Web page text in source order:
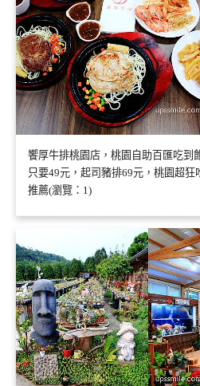
饗厚牛排桃園店，桃園自助百匯吃到
只要49元，起司豬排69元，桃園超
推薦(瀏覽：1)